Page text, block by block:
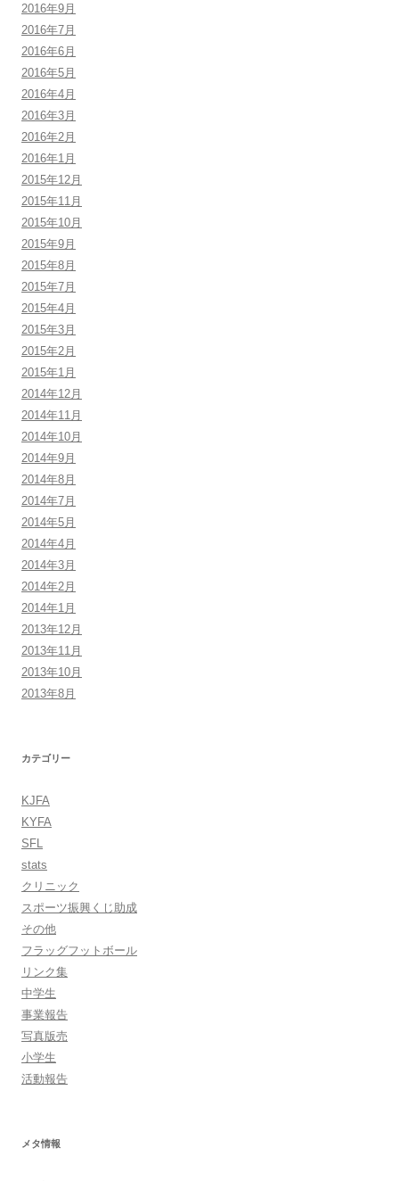
2016年9月
2016年7月
2016年6月
2016年5月
2016年4月
2016年3月
2016年2月
2016年1月
2015年12月
2015年11月
2015年10月
2015年9月
2015年8月
2015年7月
2015年4月
2015年3月
2015年2月
2015年1月
2014年12月
2014年11月
2014年10月
2014年9月
2014年8月
2014年7月
2014年5月
2014年4月
2014年3月
2014年2月
2014年1月
2013年12月
2013年11月
2013年10月
2013年8月
カテゴリー
KJFA
KYFA
SFL
stats
クリニック
スポーツ振興くじ助成
その他
フラッグフットボール
リンク集
中学生
事業報告
写真版売
小学生
活動報告
メタ情報